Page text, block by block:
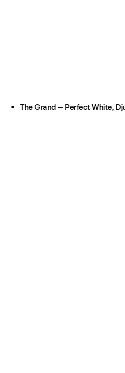
The Grand – Perfect White,